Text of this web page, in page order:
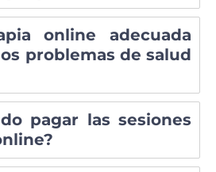
online adecuada
problemas de salud
pagar las sesiones